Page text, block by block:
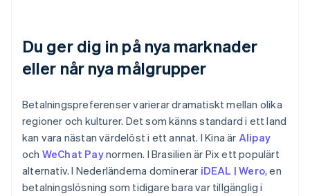
Du ger dig in på nya marknader
eller når nya målgrupper
Betalningspreferenser varierar dramatiskt mellan olika
regioner och kulturer. Det som känns standard i ett land
kan vara nästan värdelöst i ett annat. I Kina är Alipay
och WeChat Paynormen. I Brasilien är Pix ett populärt
alternativ. I Nederländerna dominerar iDEAL | Wero, en
betalningslösning som tidigare bara var tillgänglig i